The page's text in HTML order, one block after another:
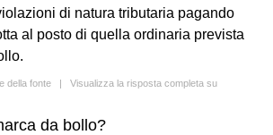
di natura tributaria pagando
al posto di quella ordinaria prevista
della fonte | Visualizza la risposta completa su
da bollo?